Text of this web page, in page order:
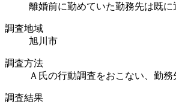
離婚前に勤めていた勤務先は既に
調査地域
旭川市
調査方法
Ａ氏の行動調査をおこない、勤務
調査結果